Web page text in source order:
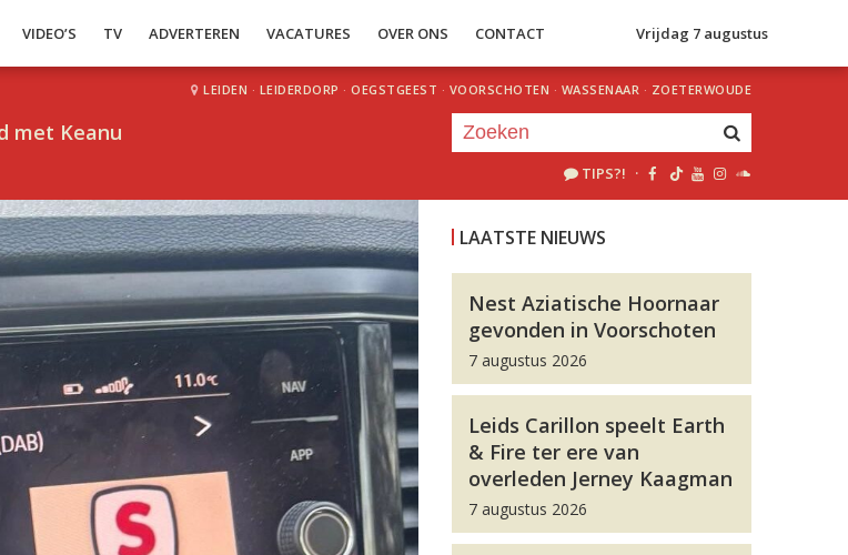
VIDEO’S TV ADVERTEREN VACATURES OVER ONS CONTACT Vrijdag 7 augustus
met Keanu
LEIDEN · LEIDERDORP · OEGSTGEEST · VOORSCHOTEN · WASSENAAR · ZOETERWOUDE
TIPS?! ·
LAATSTE NIEUWS
Nest Aziatische Hoornaar
gevonden in Voorschoten
7 augustus 2026
Leids Carillon speelt Earth
& Fire ter ere van
overleden Jerney Kaagman
7 augustus 2026